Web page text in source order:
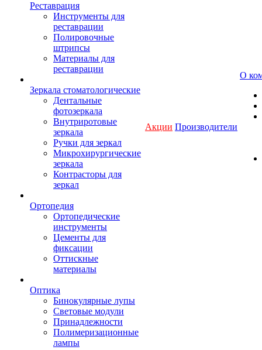
Реставрация
Инструменты для
реставрации
Полировочные
штрипсы
Материалы для
реставрации
Зеркала стоматологические
Дентальные
фотозеркала
Внутриротовые
зеркала
Ручки для зеркал
Микрохирургические
зеркала
Контрасторы для
зеркал
Ортопедия
Ортопедические
инструменты
Цементы для
фиксации
Оттискные
материалы
Оптика
Бинокулярные лупы
Световые модули
Принадлежности
Полимеризационные
лампы
Акции Производители
О